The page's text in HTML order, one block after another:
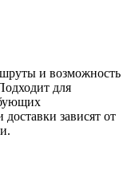
и возможность
для
зависят от